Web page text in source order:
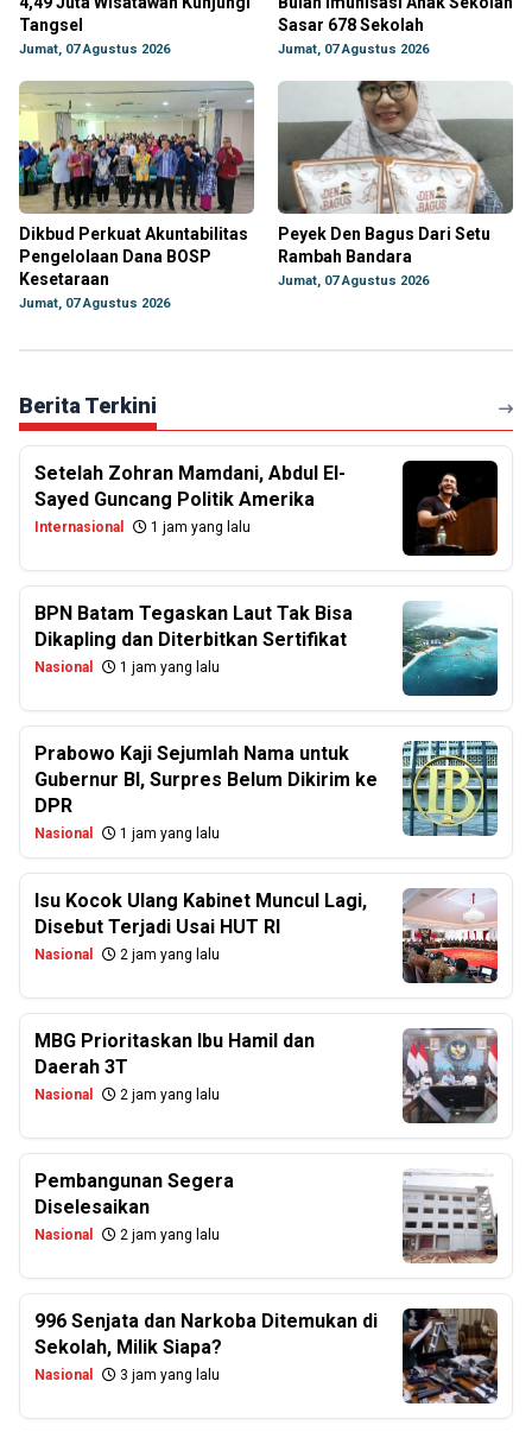
Tangsel
Jumat, 07 Agustus 2026
Sasar 678 Sekolah
Jumat, 07 Agustus 2026
Dikbud Perkuat Akuntabilitas
Pengelolaan Dana BOSP
Kesetaraan
Jumat, 07 Agustus 2026
Peyek Den Bagus Dari Setu
Rambah Bandara
Jumat, 07 Agustus 2026
Berita Terkini
Setelah Zohran Mamdani, Abdul El-
Sayed Guncang Politik Amerika
Internasional 1 jam yang lalu
BPN Batam Tegaskan Laut Tak Bisa
Dikapling dan Diterbitkan Sertifikat
Nasional 1 jam yang lalu
Prabowo Kaji Sejumlah Nama untuk
Gubernur BI, Surpres Belum Dikirim ke
DPR
Nasional 1 jam yang lalu
Isu Kocok Ulang Kabinet Muncul Lagi,
Disebut Terjadi Usai HUT RI
Nasional 2 jam yang lalu
MBG Prioritaskan Ibu Hamil dan
Daerah 3T
Nasional 2 jam yang lalu
Pembangunan Segera
Diselesaikan
Nasional 2 jam yang lalu
996 Senjata dan Narkoba Ditemukan di
Sekolah, Milik Siapa?
Nasional 3 jam yang lalu